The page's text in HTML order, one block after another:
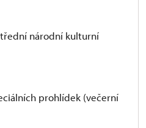
národní kulturní
prohlídek (večerní